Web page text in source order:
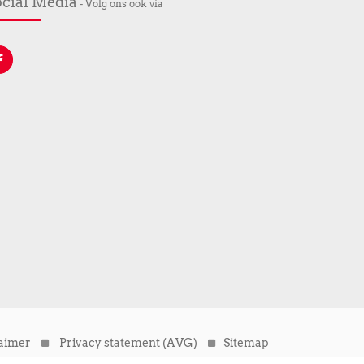
- Volg ons ook via
Privacy statement (AVG) Sitemap